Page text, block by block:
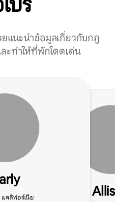
แนะนำข้อมูลเกี่ยวกับกฎ
ะทำให้ที่พักโดดเด่น
แคลิฟอร์เนีย